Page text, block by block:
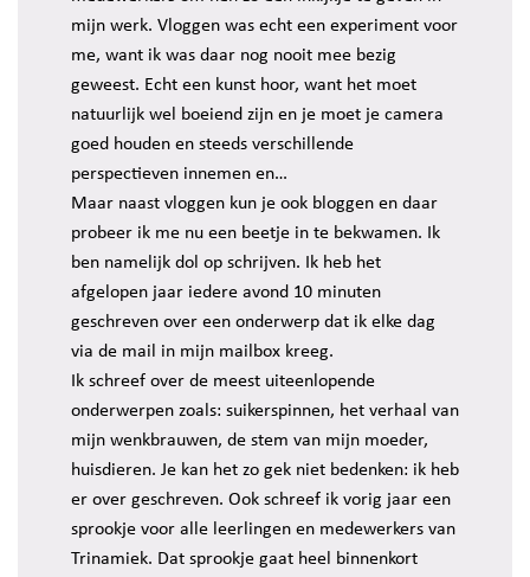
mijn werk. Vloggen was echt een experiment voor
me, want ik was daar nog nooit mee bezig
geweest. Echt een kunst hoor, want het moet
natuurlijk wel boeiend zijn en je moet je camera
goed houden en steeds verschillende
perspectieven innemen en…
Maar naast vloggen kun je ook bloggen en daar
probeer ik me nu een beetje in te bekwamen. Ik
ben namelijk dol op schrijven. Ik heb het
afgelopen jaar iedere avond 10 minuten
geschreven over een onderwerp dat ik elke dag
via de mail in mijn mailbox kreeg.
Ik schreef over de meest uiteenlopende
onderwerpen zoals: suikerspinnen, het verhaal van
mijn wenkbrauwen, de stem van mijn moeder,
huisdieren. Je kan het zo gek niet bedenken: ik heb
er over geschreven. Ook schreef ik vorig jaar een
sprookje voor alle leerlingen en medewerkers van
Trinamiek. Dat sprookje gaat heel binnenkort